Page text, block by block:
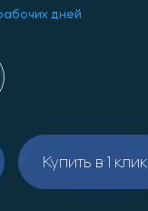
дней
Купить в 1 клик